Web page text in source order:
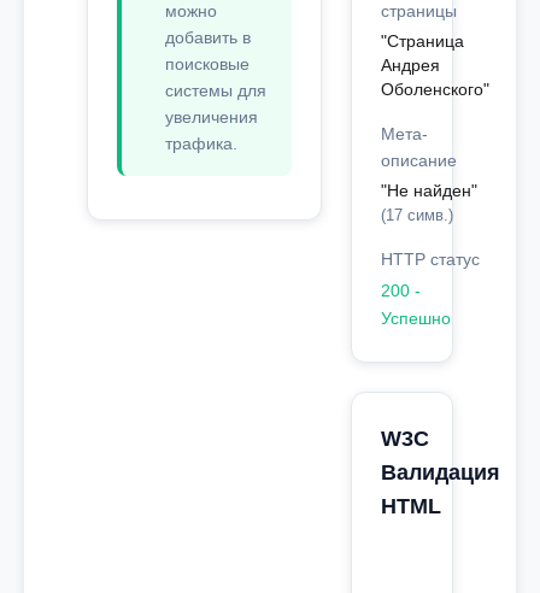
можно
добавить в
поисковые
системы для
увеличения
трафика.
страницы
"Страница
Андрея
Оболенского"
Мета-
описание
"Не найден"
(17 симв.)
HTTP статус
200 -
Успешно
W3C
Валидация
HTML